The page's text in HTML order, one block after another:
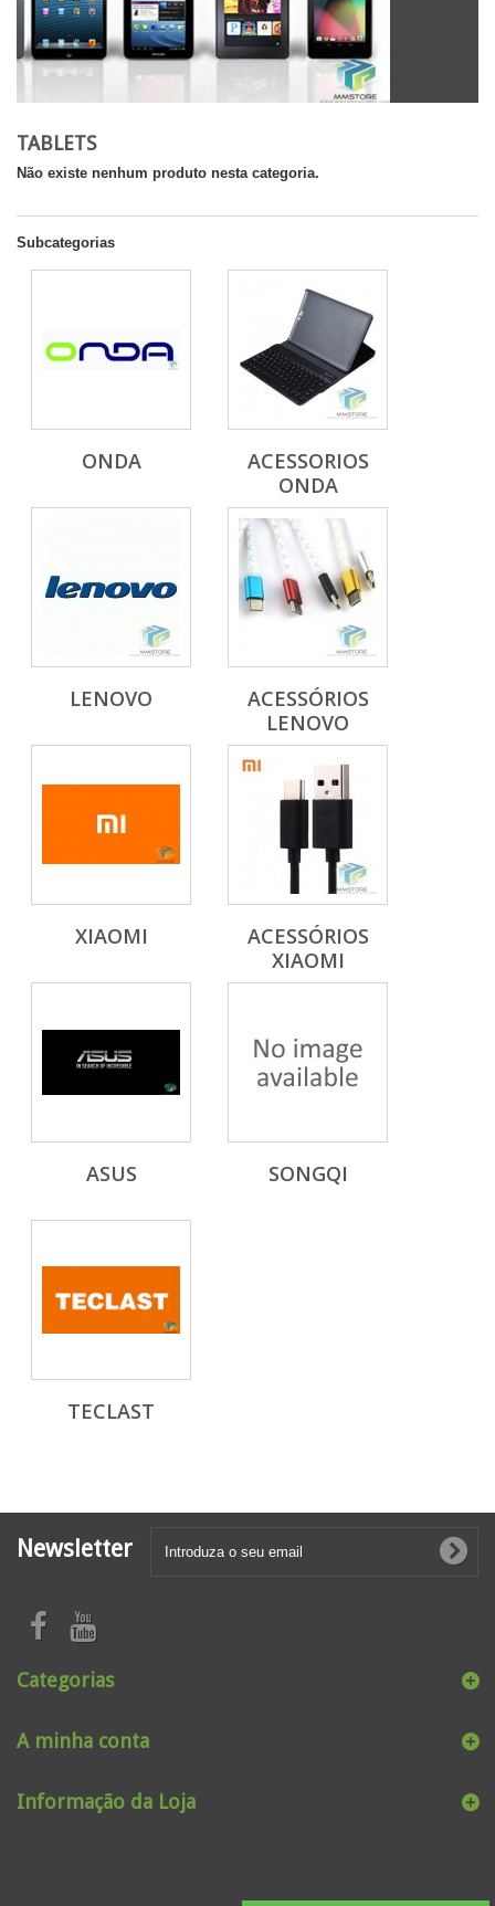
TABLETS
Não existe nenhum produto nesta categoria.
Subcategorias
ONDA
ACESSORIOS
ONDA
LENOVO
ACESSÓRIOS
LENOVO
XIAOMI
ACESSÓRIOS
XIAOMI
ASUS SONGQI
TECLAST
Newsletter
Categorias
A minha conta
Informação da Loja